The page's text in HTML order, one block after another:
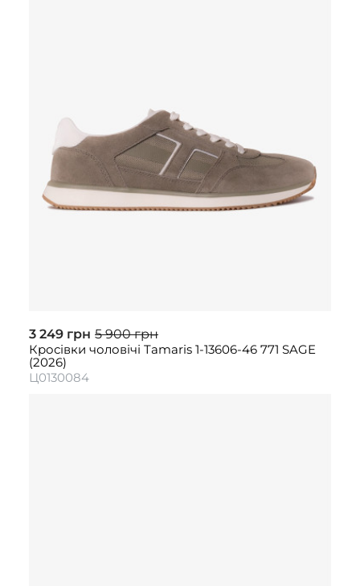
3 249 грн 5 900 грн
Кросівки чоловічі Tamaris 1-13606-46 771 SAGE
(2026)
Ц0130084